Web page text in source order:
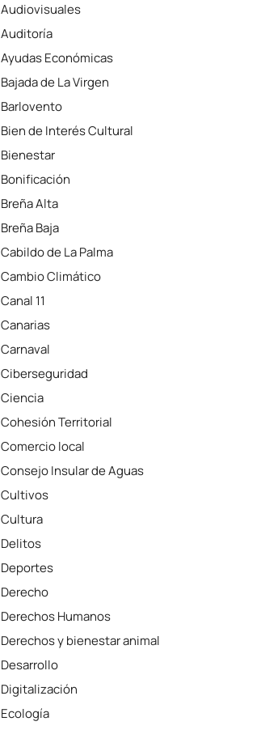
Audiovisuales
Auditoría
Ayudas Económicas
Bajada de La Virgen
Barlovento
Bien de Interés Cultural
Bienestar
Bonificación
Breña Alta
Breña Baja
Cabildo de La Palma
Cambio Climático
Canal 11
Canarias
Carnaval
Ciberseguridad
Ciencia
Cohesión Territorial
Comercio local
Consejo Insular de Aguas
Cultivos
Cultura
Delitos
Deportes
Derecho
Derechos Humanos
Derechos y bienestar animal
Desarrollo
Digitalización
Ecología